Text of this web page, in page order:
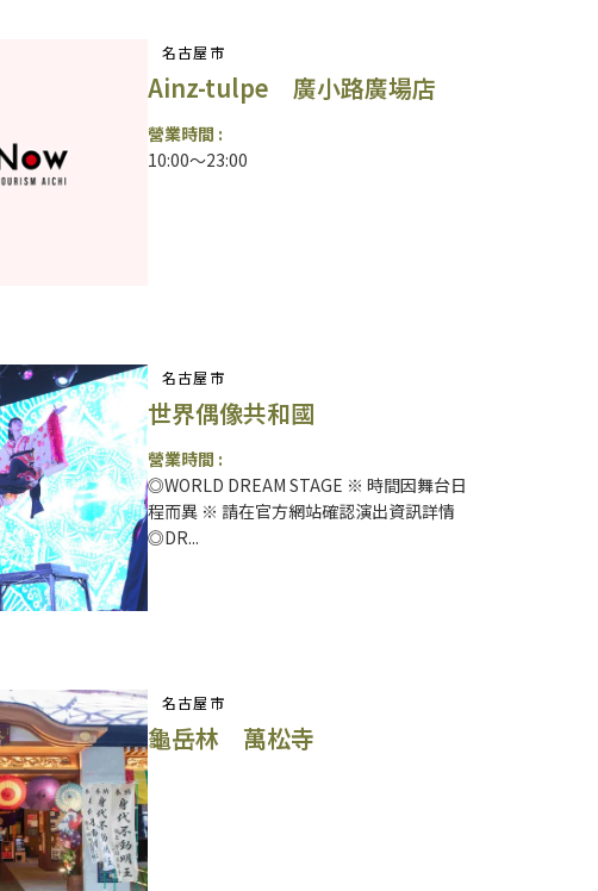
名古屋市
Ainz-tulpe 廣小路廣場店
營業時間 :
10:00～23:00
名古屋市
世界偶像共和國
營業時間 :
◎WORLD DREAM STAGE ※ 時間因舞台日
程而異 ※ 請在官方網站確認演出資訊詳情
◎DR...
名古屋市
龜岳林 萬松寺